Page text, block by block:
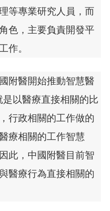
等專業研究人員，而
色，主要負責開發平
作。
附醫開始推動智慧醫
以醫療直接相關的比
行政相關的工作做的
療相關的工作智慧
此，中國附醫目前智
醫療行為直接相關的